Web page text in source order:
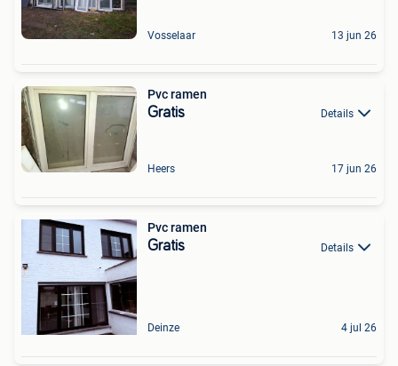
Vosselaar 13 jun 26
Pvc ramen
Gratis Details
Heers 17 jun 26
Pvc ramen
Gratis Details
Deinze 4 jul 26